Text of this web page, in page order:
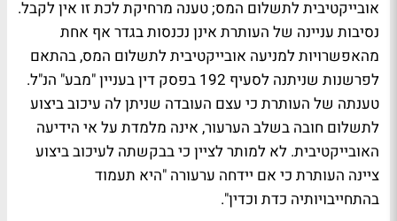
אובייקטיבית לתשלום המס; טענה מרחיקת לכת זו אין לקבל.
נסיבות עניינה של העותרת אינן נכנסות בגדר אף אחת
מהאפשרויות למניעה אובייקטיבית לתשלום המס, בהתאם
לפרשנות שניתנה לסעיף 192 בפסק דין בעניין "מבע" הנ"ל.
טענתה של העותרת כי עצם העובדה שניתן לה עיכוב ביצוע
לתשלום חובה בשלב הערעור, אינה מלמדת על אי הידיעה
האובייקטיבית. לא למותר לציין כי בבקשתה לעיכוב ביצוע
ציינה העותרת כי אם יידחה ערעורה "היא תעמוד
בהתחייבויותיה כדת וכדין".